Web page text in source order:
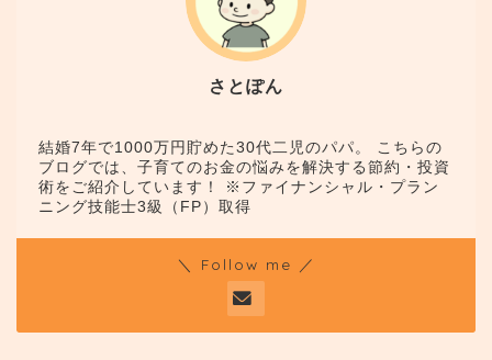
さとぽん
結婚7年で1000万円貯めた30代二児のパパ。 こちらの
ブログでは、子育てのお金の悩みを解決する節約・投資
術をご紹介しています！ ※ファイナンシャル・プラン
ニング技能士3級（FP）取得
＼ Follow me ／